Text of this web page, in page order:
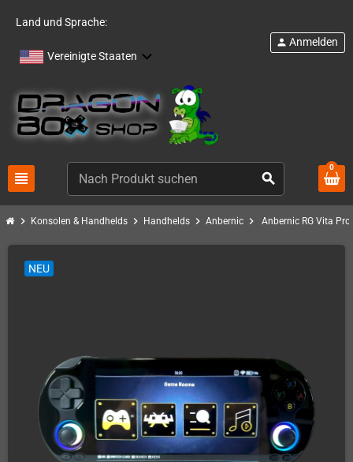
Land und Sprache:
Vereinigte Staaten
view_headline search
person Anmelden
0
chevron_right Konsolen & Handhelds chevron_right Handhelds chevron_right Anbernic chevron_right Anbernic RG Vita
NEU